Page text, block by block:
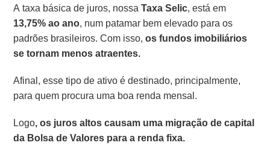
A taxa básica de juros, nossaTaxa Selic, está em
13,75% ao ano, num patamar bem elevado para os
padrões brasileiros. Com isso,os fundos imobiliários
se tornam menos atraentes.
Afinal, esse tipo de ativo é destinado, principalmente,
para quem procura uma boa renda mensal.
Logo, os juros altos causam uma migração de capital
da Bolsa de Valores para a renda fixa.